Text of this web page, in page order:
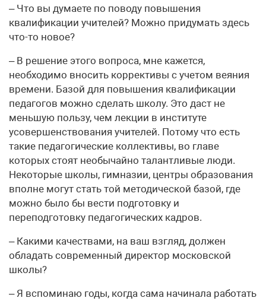
– Что вы думаете по поводу повышения
квалификации учителей? Можно придумать здесь
что-то новое?
– В решение этого вопроса, мне кажется,
необходимо вносить коррективы с учетом веяния
времени. Базой для повышения квалификации
педагогов можно сделать школу. Это даст не
меньшую пользу, чем лекции в институте
усовершенствования учителей. Потому что есть
такие педагогические коллективы, во главе
которых стоят необычайно талантливые люди.
Некоторые школы, гимназии, центры образования
вполне могут стать той методической базой, где
можно было бы вести подготовку и
переподготовку педагогических кадров.
– Какими качествами, на ваш взгляд, должен
обладать современный директор московской
школы?
– Я вспоминаю годы, когда сама начинала работать